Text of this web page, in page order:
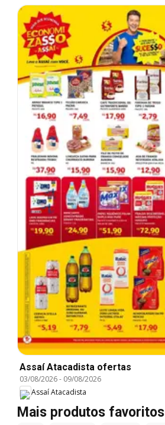
Assaí Atacadista ofertas
03/08/2026- 09/08/2026
Assaí Atacadista
Mais produtos favoritos